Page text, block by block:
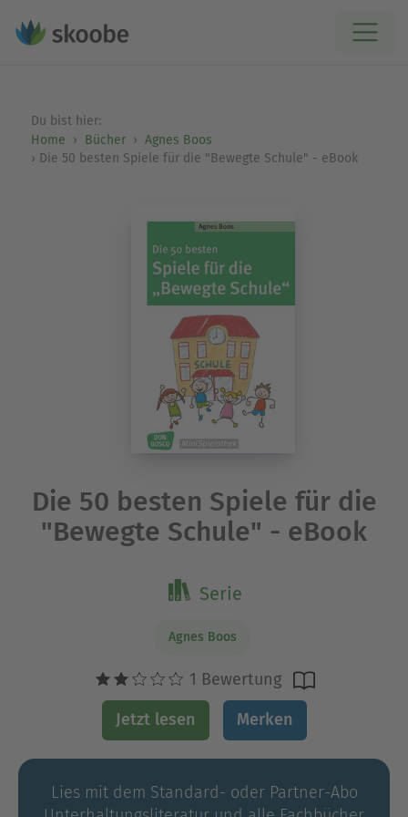
Du bist hier:
Home
Bücher
Agnes Boos
Die 50 besten Spiele für die "Bewegte Schule" - eBook
Die 50 besten Spiele für die
"Bewegte Schule" - eBook
Serie
Agnes Boos
1 Bewertung
Jetzt lesen Merken
Lies mit dem Standard- oder Partner-Abo